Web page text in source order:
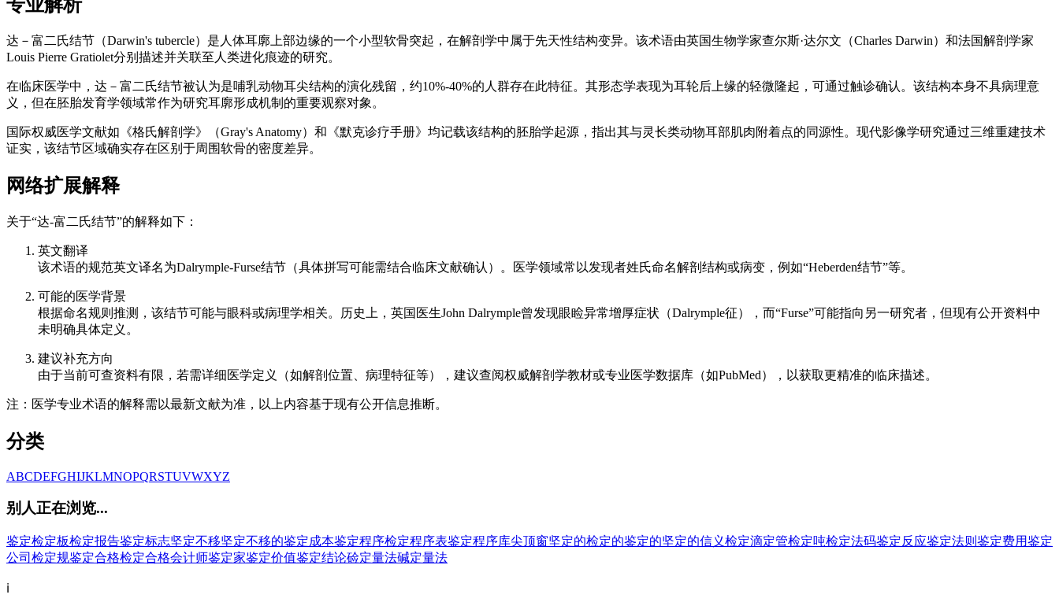
专业解析
达－富二氏结节（Darwin's tubercle）是人体耳廓上部边缘的一个小型软骨突起，在解剖学中属于先天性结构变异。该术语由英国生物学家查尔斯·达尔文（Charles Darwin）和法国解剖学家
Louis Pierre Gratiolet分别描述并关联至人类进化痕迹的研究。
在临床医学中，达－富二氏结节被认为是哺乳动物耳尖结构的演化残留，约10%-40%的人群存在此特征。其形态学表现为耳轮后上缘的轻微隆起，可通过触诊确认。该结构本身不具病理意
义，但在胚胎发育学领域常作为研究耳廓形成机制的重要观察对象。
国际权威医学文献如《格氏解剖学》（Gray's Anatomy）和《默克诊疗手册》均记载该结构的胚胎学起源，指出其与灵长类动物耳部肌肉附着点的同源性。现代影像学研究通过三维重建技术
证实，该结节区域确实存在区别于周围软骨的密度差异。
网络扩展解释
关于“达-富二氏结节”的解释如下：
英文翻译
该术语的规范英文译名为Dalrymple-Furse结节（具体拼写可能需结合临床文献确认）。医学领域常以发现者姓氏命名解剖结构或病变，例如“Heberden结节”等。
可能的医学背景
根据命名规则推测，该结节可能与眼科或病理学相关。历史上，英国医生John Dalrymple曾发现眼睑异常增厚症状（Dalrymple征），而“Furse”可能指向另一研究者，但现有公开资料中
未明确具体定义。
建议补充方向
由于当前可查资料有限，若需详细医学定义（如解剖位置、病理特征等），建议查阅权威解剖学教材或专业医学数据库（如PubMed），以获取更精准的临床描述。
注：医学专业术语的解释需以最新文献为准，以上内容基于现有公开信息推断。
分类
ABCDEFGHIJKLMNOPQRSTUVWXYZ
别人正在浏览...
鉴定检定板检定报告鉴定标志坚定不移坚定不移的鉴定成本鉴定程序检定程序表鉴定程序库尖顶窗坚定的检定的鉴定的坚定的信义检定滴定管检定吨检定法码鉴定反应鉴定法则 鉴定费用鉴定
公司 检定规鉴定合格检定合格会计师鉴定家鉴定价值鉴定结论硷定量法碱定量法
ℹ️